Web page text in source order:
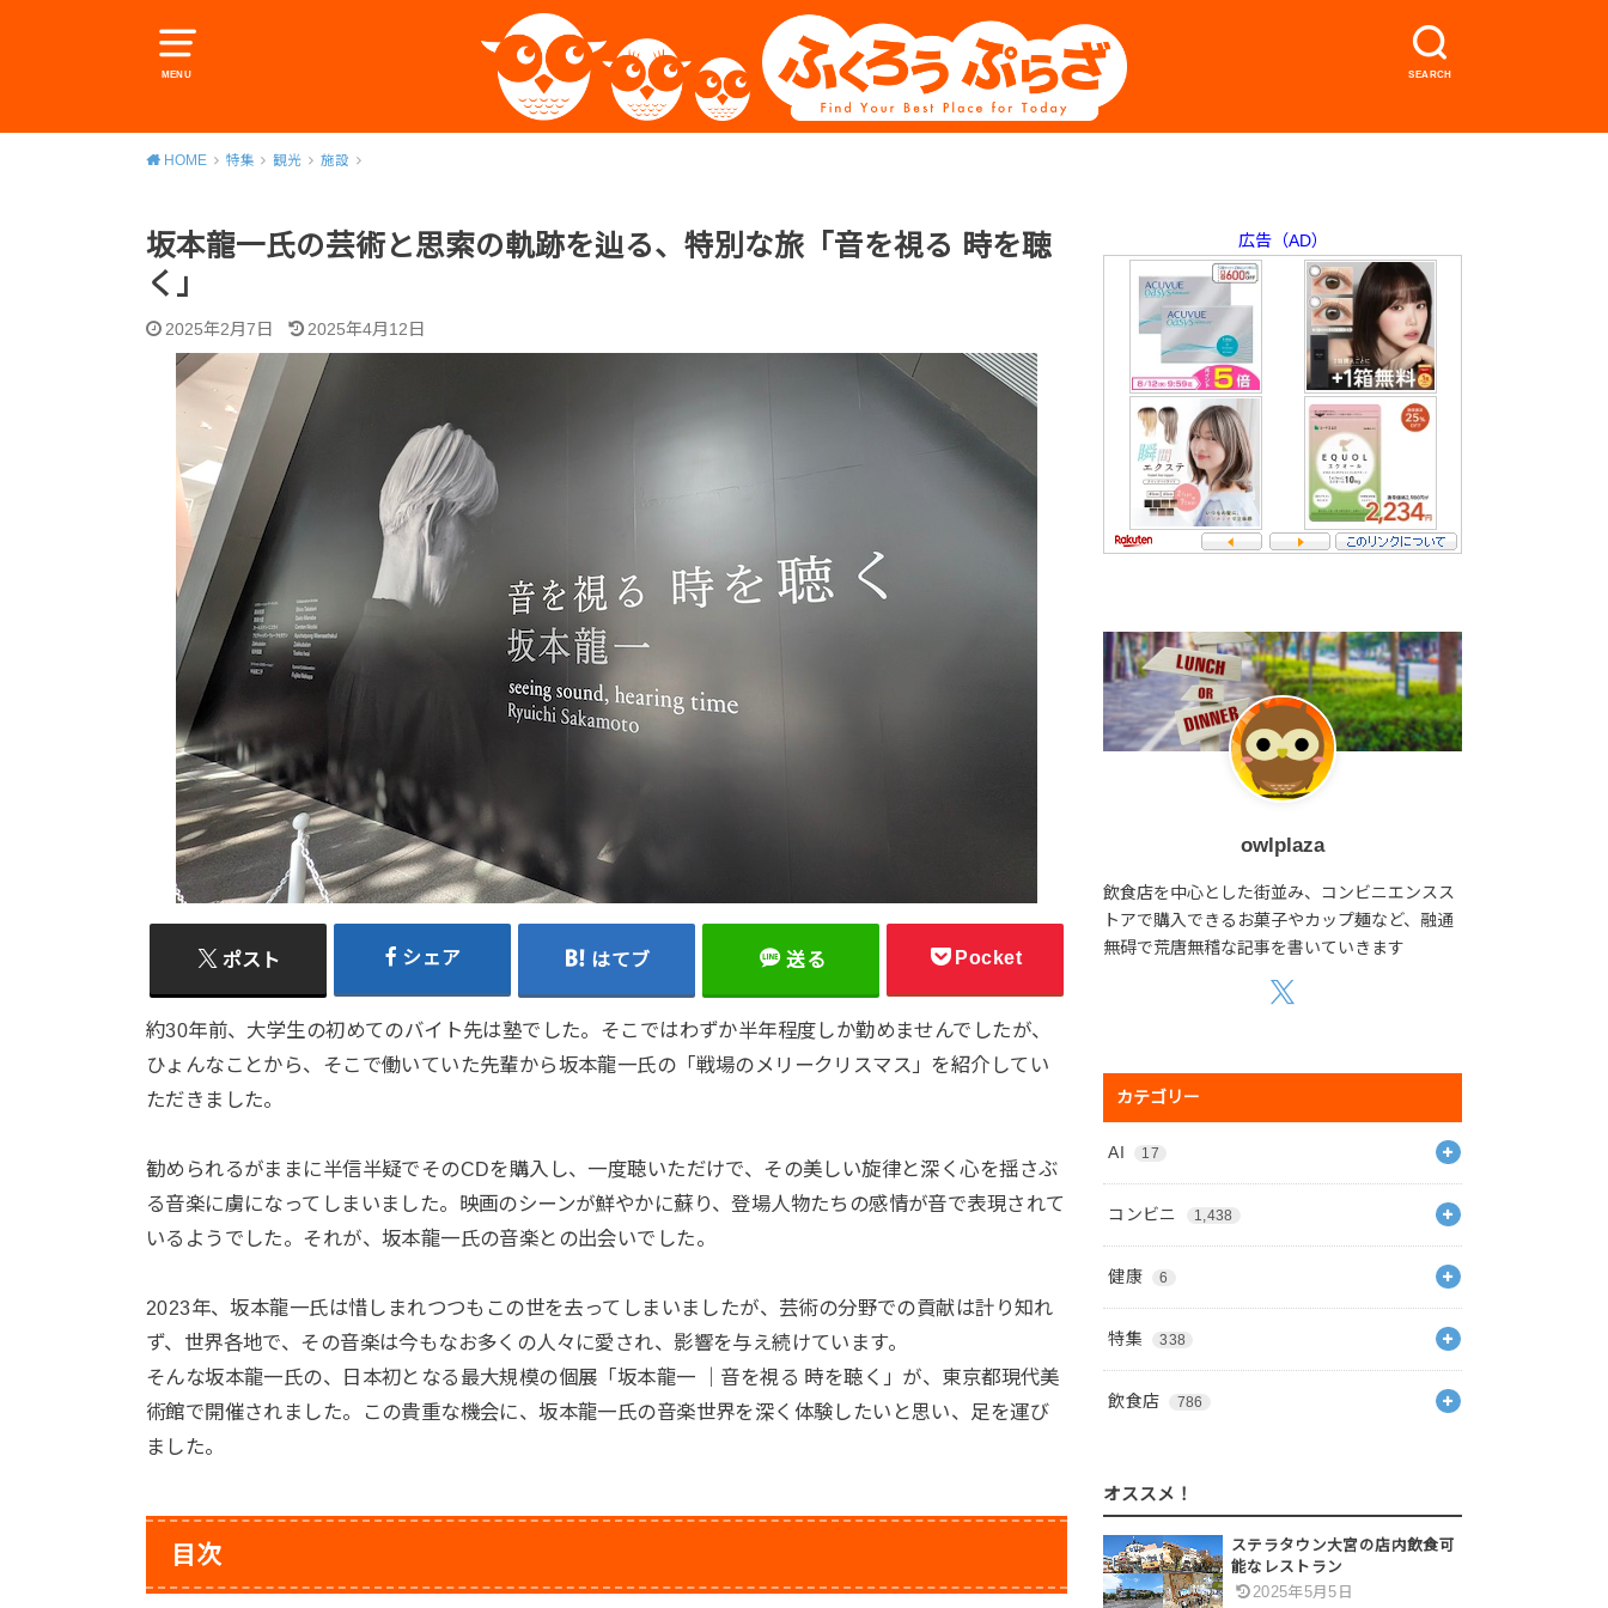
MENU SEARCH
HOME 特集 観光 施設
坂本龍一氏の芸術と思索の軌跡を辿る、特別な旅「音を視る 時を聴
く」
2025年2月7日 2025年4月12日
ポスト シェア はてブ 送る Pocket
約30年前、大学生の初めてのバイト先は塾でした。そこではわずか半年程度しか勤めませんでしたが、
ひょんなことから、そこで働いていた先輩から坂本龍一氏の「戦場のメリークリスマス」を紹介してい
ただきました。
勧められるがままに半信半疑でそのCDを購入し、一度聴いただけで、その美しい旋律と深く心を揺さぶ
る音楽に虜になってしまいました。映画のシーンが鮮やかに蘇り、登場人物たちの感情が音で表現されて
いるようでした。それが、坂本龍一氏の音楽との出会いでした。
2023年、坂本龍一氏は惜しまれつつもこの世を去ってしまいましたが、芸術の分野での貢献は計り知れ
ず、世界各地で、その音楽は今もなお多くの人々に愛され、影響を与え続けています。
そんな坂本龍一氏の、日本初となる最大規模の個展「坂本龍一 ｜音を視る 時を聴く」が、東京都現代美
術館で開催されました。この貴重な機会に、坂本龍一氏の音楽世界を深く体験したいと思い、足を運び
ました。
目次
広告（AD）
owlplaza
飲食店を中心とした街並み、コンビニエンスス
トアで購入できるお菓子やカップ麺など、融通
無碍で荒唐無稽な記事を書いていきます
カテゴリー
AI 17
コンビニ 1,438
健康 6
特集 338
飲食店 786
オススメ！
ステラタウン大宮の店内飲食可
能なレストラン
2025年5月5日